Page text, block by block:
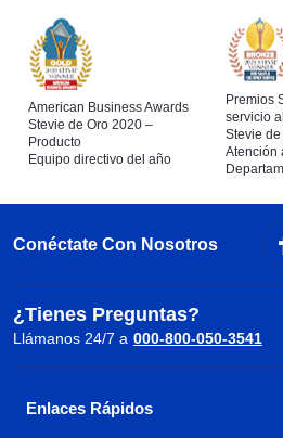
American Business Awards
Stevie de Oro 2020 –
Producto
Equipo directivo del año
Premios
servicio
Stevie
Atención
Conéctate Con Nosotros
¿Tienes Preguntas?
Llámanos 24/7 a 000-800-050-3541
Enlaces Rápidos